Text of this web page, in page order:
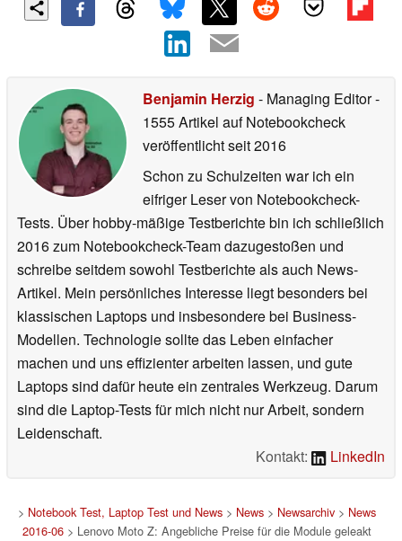
Benjamin Herzig - Managing Editor-
1555 Artikel auf Notebookcheck
veröffentlichtseit 2016
Schon zu Schulzeiten war ich ein
eifriger Leser von Notebookcheck-
Tests. Über hobby-mäßige Testberichte bin ich schließlich
2016 zum Notebookcheck-Team dazugestoßen und
schreibe seitdem sowohl Testberichte als auch News-
Artikel. Mein persönliches Interesse liegt besonders bei
klassischen Laptops und insbesondere bei Business-
Modellen. Technologie sollte das Leben einfacher
machen und uns effizienter arbeiten lassen, und gute
Laptops sind dafür heute ein zentrales Werkzeug. Darum
sind die Laptop-Tests für mich nicht nur Arbeit, sondern
Leidenschaft.
Kontakt:
LinkedIn
> Notebook Test, Laptop Test und News> News> Newsarchiv> News
2016-06> Lenovo Moto Z: Angebliche Preise für die Module geleakt